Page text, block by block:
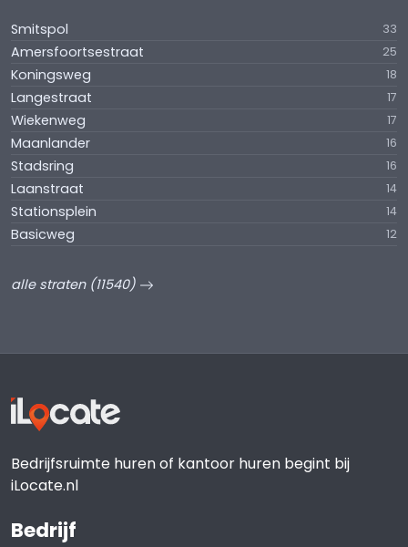
Smitspol 33
Amersfoortsestraat 25
Koningsweg 18
Langestraat 17
Wiekenweg 17
Maanlander 16
Stadsring 16
Laanstraat 14
Stationsplein 14
Basicweg 12
alle straten (11540)
Bedrijfsruimte huren of kantoor huren begint bij
iLocate.nl
Bedrijf